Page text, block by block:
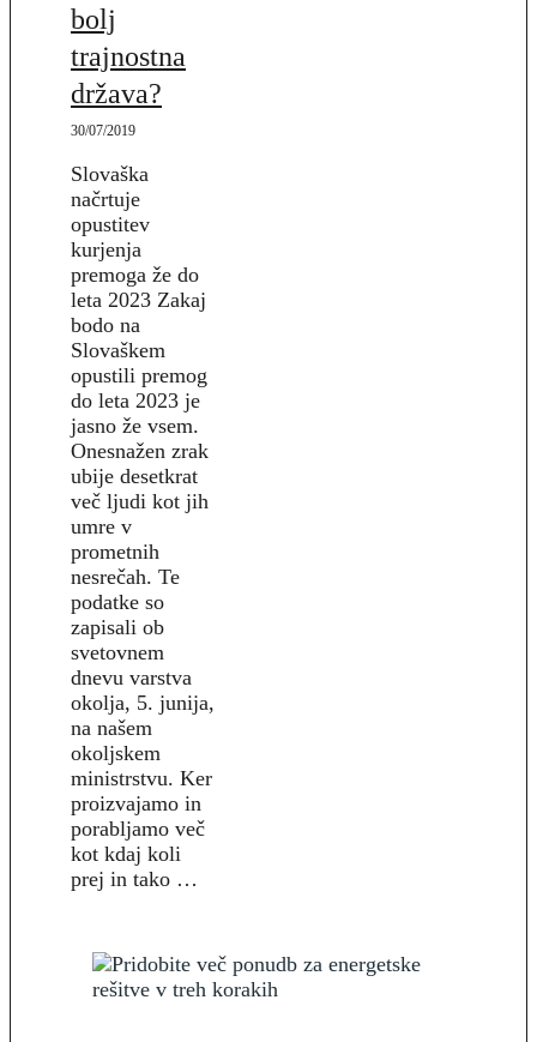
bolj
trajnostna
država?
30/07/2019
Slovaška
načrtuje
opustitev
kurjenja
premoga že do
leta 2023 Zakaj
bodo na
Slovaškem
opustili premog
do leta 2023 je
jasno že vsem.
Onesnažen zrak
ubije desetkrat
več ljudi kot jih
umre v
prometnih
nesrečah. Te
podatke so
zapisali ob
svetovnem
dnevu varstva
okolja, 5. junija,
na našem
okoljskem
ministrstvu. Ker
proizvajamo in
porabljamo več
kot kdaj koli
prej in tako …